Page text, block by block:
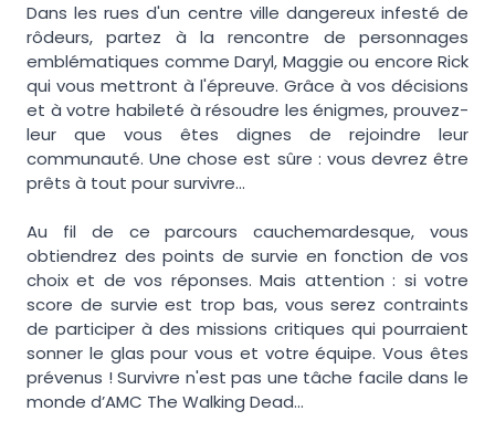
Dans les rues d'un centre ville dangereux infesté de
rôdeurs, partez à la rencontre de personnages
emblématiques comme Daryl, Maggie ou encore Rick
qui vous mettront à l'épreuve. Grâce à vos décisions
et à votre habileté à résoudre les énigmes, prouvez-
leur que vous êtes dignes de rejoindre leur
communauté. Une chose est sûre : vous devrez être
prêts à tout pour survivre...
Au fil de ce parcours cauchemardesque, vous
obtiendrez des points de survie en fonction de vos
choix et de vos réponses. Mais attention : si votre
score de survie est trop bas, vous serez contraints
de participer à des missions critiques qui pourraient
sonner le glas pour vous et votre équipe. Vous êtes
prévenus ! Survivre n'est pas une tâche facile dans le
monde d’AMC The Walking Dead...